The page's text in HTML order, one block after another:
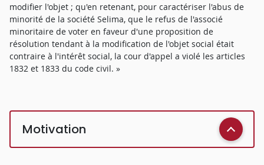
modifier l'objet ; qu'en retenant, pour caractériser l'abus de
minorité de la société Selima, que le refus de l'associé
minoritaire de voter en faveur d'une proposition de
résolution tendant à la modification de l'objet social était
contraire à l'intérêt social, la cour d'appel a violé les articles
1832 et 1833 du code civil. »
Motivation